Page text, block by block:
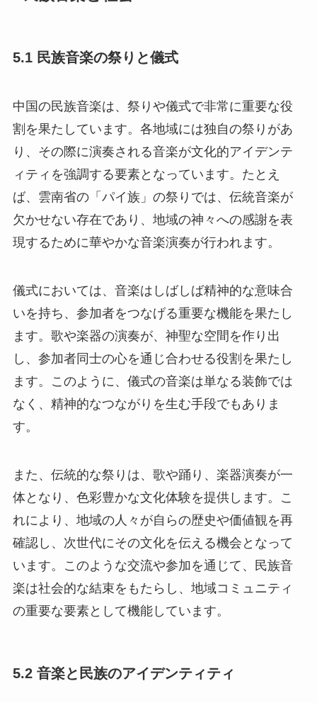
5.1 民族音楽の祭りと儀式
中国の民族音楽は、祭りや儀式で非常に重要な役
割を果たしています。各地域には独自の祭りがあ
り、その際に演奏される音楽が文化的アイデンテ
ィティを強調する要素となっています。たとえ
ば、雲南省の「パイ族」の祭りでは、伝統音楽が
欠かせない存在であり、地域の神々への感謝を表
現するために華やかな音楽演奏が行われます。
儀式においては、音楽はしばしば精神的な意味合
いを持ち、参加者をつなげる重要な機能を果たし
ます。歌や楽器の演奏が、神聖な空間を作り出
し、参加者同士の心を通じ合わせる役割を果たし
ます。このように、儀式の音楽は単なる装飾では
なく、精神的なつながりを生む手段でもありま
す。
また、伝統的な祭りは、歌や踊り、楽器演奏が一
体となり、色彩豊かな文化体験を提供します。こ
れにより、地域の人々が自らの歴史や価値観を再
確認し、次世代にその文化を伝える機会となって
います。このような交流や参加を通じて、民族音
楽は社会的な結束をもたらし、地域コミュニティ
の重要な要素として機能しています。
5.2 音楽と民族のアイデンティティ